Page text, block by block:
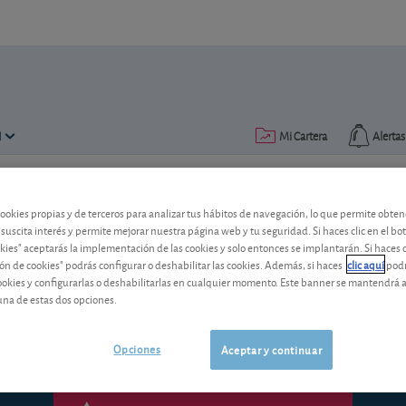
Alertas
Mi Cartera
16 min.
Carteras globales: un
El arranque del año 2015 no deja lugar
propias y de terceros para analizar tus hábitos de navegación, lo que permite
interés y permite mejorar nuestra página web y tu seguridad. Si haces clic en el
aceptarás la implementación de las cookies y solo entonces se implantarán. Si haces
de cookies" podrás configurar o deshabilitar las cookies. Además, si haces clic aquí
y configurarlas o deshabilitarlas en cualquier momento. Este banner se mantendrá
de estas dos opciones.
Aceptar y continuar
Opciones